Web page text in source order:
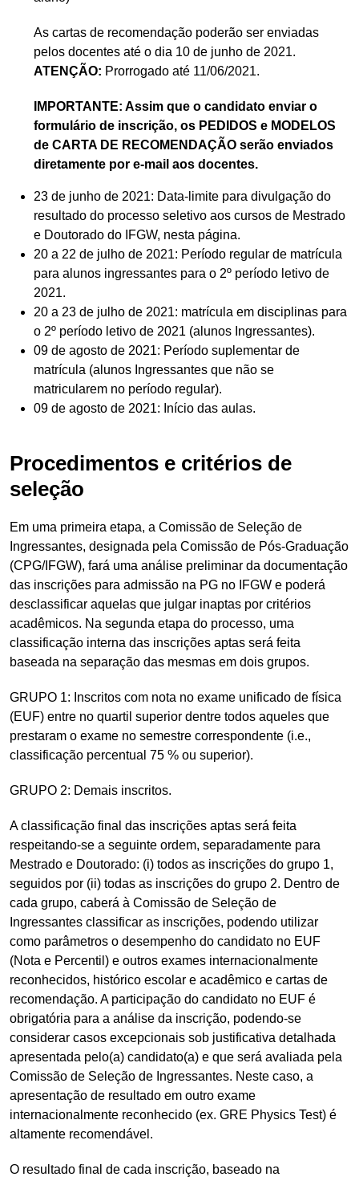
As cartas de recomendação poderão ser enviadas
pelos docentes até o dia 10 de junho de 2021.
ATENÇÃO: Prorrogado até 11/06/2021.
IMPORTANTE: Assim que o candidato enviar o
formulário de inscrição, os PEDIDOS e MODELOS
de CARTA DE RECOMENDAÇÃO serão enviados
diretamente por e-mail aos docentes.
23 de junho de 2021: Data-limite para divulgação do
resultado do processo seletivo aos cursos de Mestrado
e Doutorado do IFGW, nesta página.
20 a 22 de julho de 2021: Período regular de matrícula
para alunos ingressantes para o 2º período letivo de
2021.
20 a 23 de julho de 2021: matrícula em disciplinas para
o 2º período letivo de 2021 (alunos Ingressantes).
09 de agosto de 2021: Período suplementar de
matrícula (alunos Ingressantes que não se
matricularem no período regular).
09 de agosto de 2021: Início das aulas.
Procedimentos e critérios de
seleção
Em uma primeira etapa, a Comissão de Seleção de
Ingressantes, designada pela Comissão de Pós-Graduação
(CPG/IFGW), fará uma análise preliminar da documentação
das inscrições para admissão na PG no IFGW e poderá
desclassificar aquelas que julgar inaptas por critérios
acadêmicos. Na segunda etapa do processo, uma
classificação interna das inscrições aptas será feita
baseada na separação das mesmas em dois grupos.
GRUPO 1: Inscritos com nota no exame unificado de física
(EUF) entre no quartil superior dentre todos aqueles que
prestaram o exame no semestre correspondente (i.e.,
classificação percentual 75 % ou superior).
GRUPO 2: Demais inscritos.
A classificação final das inscrições aptas será feita
respeitando-se a seguinte ordem, separadamente para
Mestrado e Doutorado: (i) todos as inscrições do grupo 1,
seguidos por (ii) todas as inscrições do grupo 2. Dentro de
cada grupo, caberá à Comissão de Seleção de
Ingressantes classificar as inscrições, podendo utilizar
como parâmetros o desempenho do candidato no EUF
(Nota e Percentil) e outros exames internacionalmente
reconhecidos, histórico escolar e acadêmico e cartas de
recomendação. A participação do candidato no EUF é
obrigatória para a análise da inscrição, podendo-se
considerar casos excepcionais sob justificativa detalhada
apresentada pelo(a) candidato(a) e que será avaliada pela
Comissão de Seleção de Ingressantes. Neste caso, a
apresentação de resultado em outro exame
internacionalmente reconhecido (ex. GRE Physics Test) é
altamente recomendável.
O resultado final de cada inscrição, baseado na